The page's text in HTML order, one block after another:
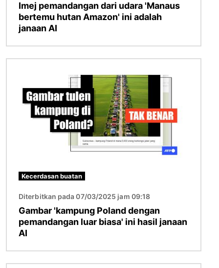
Imej pemandangan dari udara 'Manaus
bertemu hutan Amazon' ini adalah
janaan AI
Kecerdasan buatan
Diterbitkan pada 07/03/2025 jam 09:18
Gambar 'kampung Poland dengan
pemandangan luar biasa' ini hasil janaan
AI